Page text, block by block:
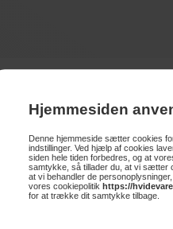
Hjemmesiden
Denne hjemmeside sætter cookies
indstillinger. Ved hjælp af cookies
siden hele tiden forbedres, og at
samtykke, så tillader du, at vi sætter
at vi behandler de
vores cookiepolitik https://
for at trække dit samtykke tilbage.
stål med spids,
på 21 cm